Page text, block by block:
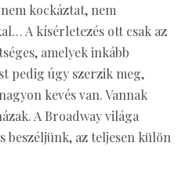
kockáztat, nem
A kísérletezés ott csak az
amelyek inkább
pedig úgy szerzik meg,
kevés van. Vannak
A Broadway világa
beszéljünk, az teljesen külön